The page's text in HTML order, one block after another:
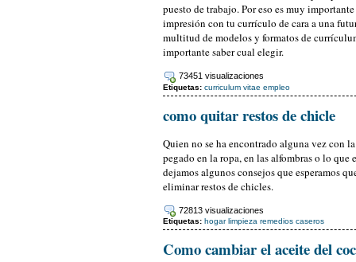
puesto de trabajo. Por eso es muy
impresión con tu currículo de cara a una
multitud de modelos y formatos de
importante saber cual elegir.
73451 visualizaciones
Etiquetas: curriculum vitae empleo
como quitar restos de chicle
Quien no se ha encontrado alguna vez con
pegado en la ropa, en las alfombras o lo que
dejamos algunos consejos que esperamos
eliminar restos de chicles.
72813 visualizaciones
Etiquetas: hogar limpieza remedios caseros
Como cambiar el aceite del